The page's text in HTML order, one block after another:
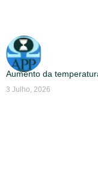
Aumento da
3 Julho, 2026